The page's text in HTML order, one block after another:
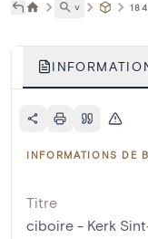
˅
INFORMATIONS DE
Titre
ciboire - Kerk